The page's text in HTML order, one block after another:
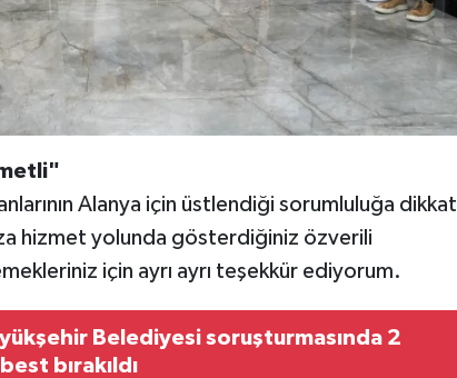
Alanya için üstlendiği sorumluluğa dikkat
hizmet yolunda gösterdiğiniz özverili
için ayrı ayrı teşekkür ediyorum.
Belediyesi soruşturmasında 2
bırakıldı